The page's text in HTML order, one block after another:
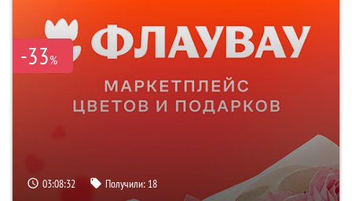
-33%
03:08:31 Получили: 18